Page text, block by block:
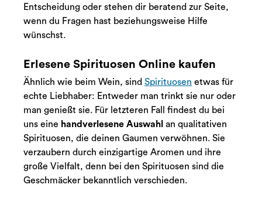
Entscheidung oder stehen dir beratend zur Seite,
wenn du Fragen hast beziehungsweise Hilfe
wünschst.
Erlesene Spirituosen Online kaufen
Ähnlich wie beim Wein, sind Spirituosen etwas für
echte Liebhaber: Entweder man trinkt sie nur oder
man genießt sie. Für letzteren Fall findest du bei
uns eine handverlesene Auswahl an qualitativen
Spirituosen, die deinen Gaumen verwöhnen. Sie
verzaubern durch einzigartige Aromen und ihre
große Vielfalt, denn bei den Spirituosen sind die
Geschmäcker bekanntlich verschieden.